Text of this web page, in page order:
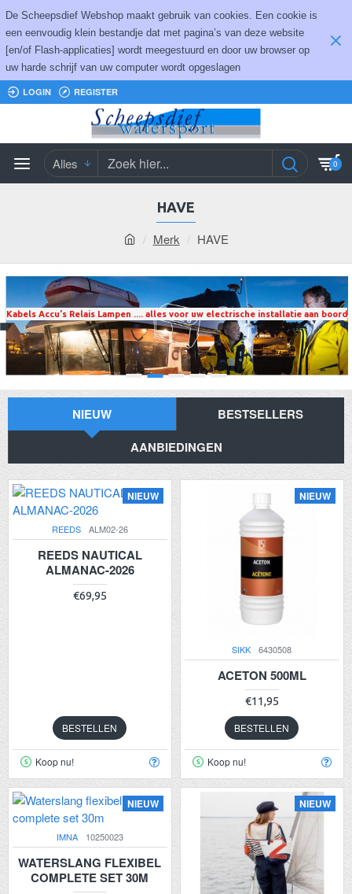
De Scheepsdief Webshop maakt gebruik van cookies. Een cookie is
een eenvoudig klein bestandje dat met pagina’s van deze website
[en/of Flash-applicaties] wordt meegestuurd en door uw browser op
uw harde schrijf van uw computer wordt opgeslagen
LOGIN REGISTER
Alles 0
Merk HAVE
HAVE
Kabels Accu's Relais Lampen .... alles voor uw electrische installatie aan boord
NIEUW
BESTSELLERS
AANBIEDINGEN
NIEUW
REEDS ALM02-26
REEDS NAUTICAL
ALMANAC-2026
€69,95
BESTELLEN
Koop nu!
NIEUW
SIKK 6430508
ACETON 500ML
€11,95
BESTELLEN
Koop nu!
NIEUW
IMNA 10250023
WATERSLANG FLEXIBEL
COMPLETE SET 30M
NIEUW